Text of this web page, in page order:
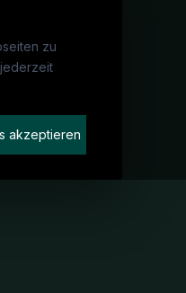
zu
akzeptieren
finden